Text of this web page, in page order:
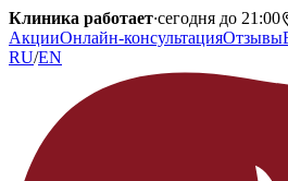
Клиника работает·сегодня до 21:00
АкцииОнлайн-консультацияОтзывы
RU/EN